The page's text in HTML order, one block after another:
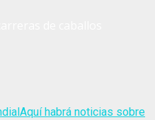
Aquí habrá noticias sobre